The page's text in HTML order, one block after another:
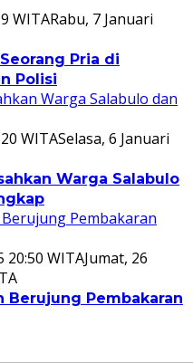
WITARabu, 7 Januari
Pria di
Polisi
WITASelasa, 6 Januari
Warga Salabulo
20:50 WITAJumat, 26
Berujung Pembakaran